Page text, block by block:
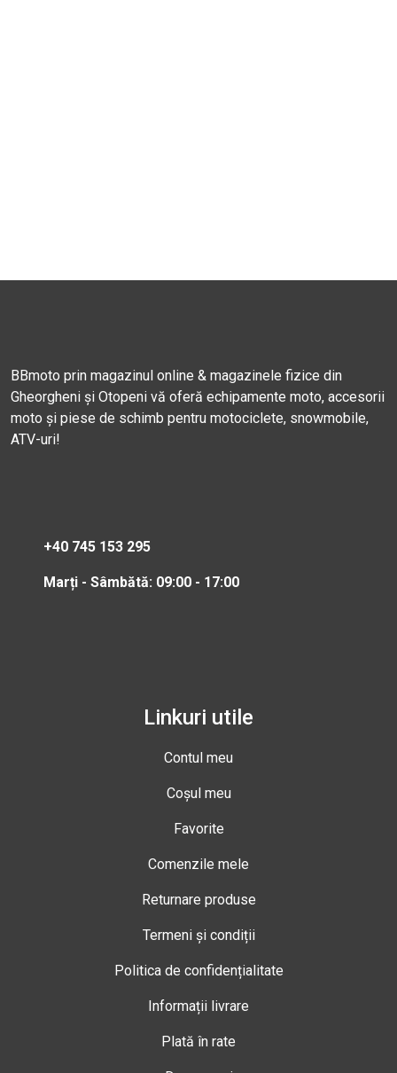
BBmoto prin magazinul online & magazinele fizice din
Gheorgheni și Otopeni vă oferă echipamente moto, accesorii
moto și piese de schimb pentru motociclete, snowmobile,
ATV-uri!
+40 745 153 295
Marți - Sâmbătă: 09:00 - 17:00
Linkuri utile
Contul meu
Coșul meu
Favorite
Comenzile mele
Returnare produse
Termeni și condiții
Politica de confidențialitate
Informații livrare
Plată în rate